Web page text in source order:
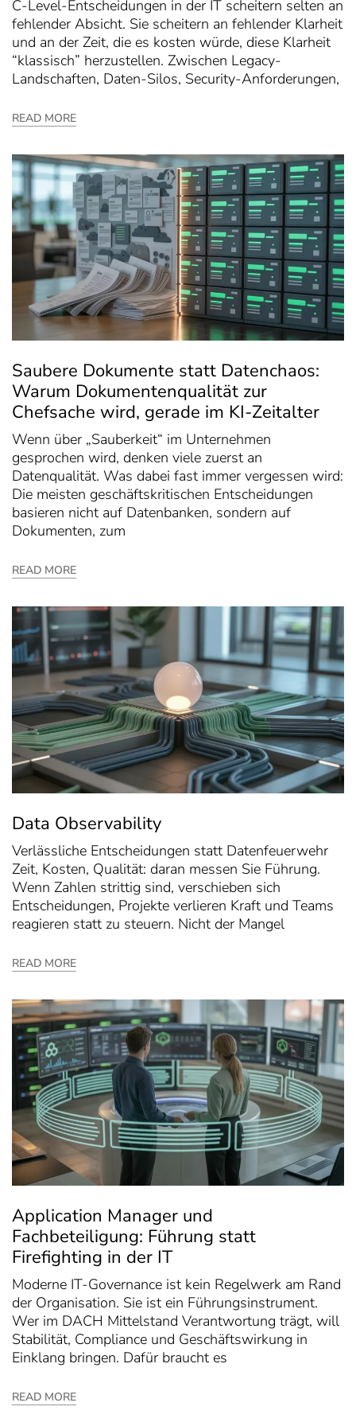
C-Level-Entscheidungen in der IT scheitern selten an
fehlender Absicht. Sie scheitern an fehlender Klarheit
und an der Zeit, die es kosten würde, diese Klarheit
“klassisch” herzustellen. Zwischen Legacy-
Landschaften, Daten-Silos, Security-Anforderungen,
READ MORE
Saubere Dokumente statt Datenchaos:
Warum Dokumentenqualität zur
Chefsache wird, gerade im KI-Zeitalter
Wenn über „Sauberkeit“ im Unternehmen
gesprochen wird, denken viele zuerst an
Datenqualität. Was dabei fast immer vergessen wird:
Die meisten geschäftskritischen Entscheidungen
basieren nicht auf Datenbanken, sondern auf
Dokumenten, zum
READ MORE
Data Observability
Verlässliche Entscheidungen statt Datenfeuerwehr
Zeit, Kosten, Qualität: daran messen Sie Führung.
Wenn Zahlen strittig sind, verschieben sich
Entscheidungen, Projekte verlieren Kraft und Teams
reagieren statt zu steuern. Nicht der Mangel
READ MORE
Application Manager und
Fachbeteiligung: Führung statt
Firefighting in der IT
Moderne IT-Governance ist kein Regelwerk am Rand
der Organisation. Sie ist ein Führungsinstrument.
Wer im DACH Mittelstand Verantwortung trägt, will
Stabilität, Compliance und Geschäftswirkung in
Einklang bringen. Dafür braucht es
READ MORE